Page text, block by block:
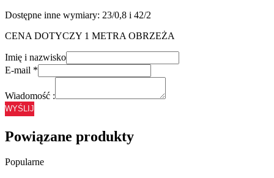
Dostępne inne wymiary: 23/0,8 i 42/2
CENA DOTYCZY 1 METRA OBRZEŻA
Imię i nazwisko
E-mail *
Wiadomość :
WYŚLIJ
Powiązane produkty
Popularne